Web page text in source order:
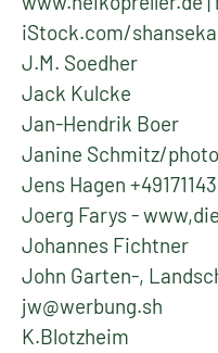
iStock.com/
J.M. Soedher
Jack Kulcke
Jan-Hendrik Boer
Janine Schmitz/
Jens Hagen
Joerg Farys -
Johannes Fichtner
John Garten-,
jw@werbung.sh
K.Blotzheim